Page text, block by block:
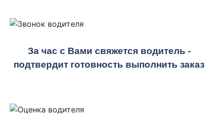
За час с Вами свяжется водитель -
подтвердит готовность выполнить заказ